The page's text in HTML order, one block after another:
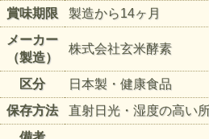
は2.4μgですので、スピルリナ1g
す。
特徴4
葉緑素やカロチノイドなどの植物
ルαの緑色、フィコシアニンの青
色と3種類の色素が入っています。
賞味期限
製造から14ヶ月
メーカー
（製造）
株式会社玄米酵素
区分
日本製・健康食品
保存方法
直射日光・湿度の高い